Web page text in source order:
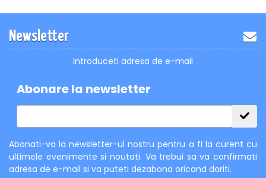
Newsletter
Introduceti adresa de e-mail
Abonare la newsletter
Abonati-va la newsletter-ul nostru pentru a fi la curent cu
ultimele evenimente si noutati. Va trebui sa va confirmati
adresa de e-mail si va puteti dezabona oricand doriti.